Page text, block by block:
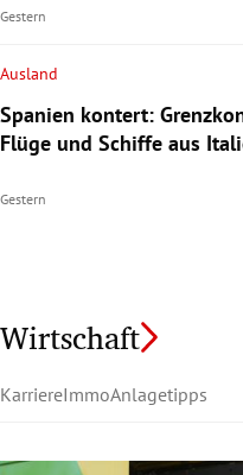
Gestern
Ausland
Spanien kontert:
Flüge und Schiffe aus
Gestern
Wirtschaft
KarriereImmoAnlagetipps